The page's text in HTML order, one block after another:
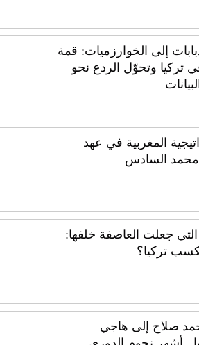
إلى الخوارزميات: قمة
في تركيا وتحوّل الردع نحو
المغربية في عهد
محمد السادس
التي جعلت العاصفة خلفها:
تركيا؟
صلاح إلى هاجي